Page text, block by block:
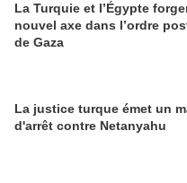
La Turquie et l’Égypte
nouvel axe dans l’ordre
de Gaza
La justice turque émet un
d'arrêt contre Netanyahu